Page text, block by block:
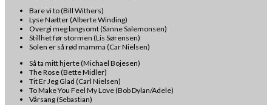
Bare vi to (Bill Withers)
Lyse Nætter (Alberte Winding)
Overgi meg langsomt (Sanne Salemonsen)
Stillhet før stormen (Lis Sørensen)
Solen er så rød mamma (Car Nielsen)
Så ta mitt hjerte (Michael Bojesen)
The Rose (Bette Midler)
Tit Er Jeg Glad (Carl Nielsen)
To Make You Feel My Love (Bob Dylan/Adele)
Vårsang (Sebastian)